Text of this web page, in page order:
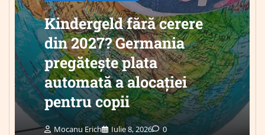
Kindergeld fără cerere
din 2027? Germania
pregătește plata
automată a alocației
pentru copii
Mocanu Erich Iulie 8, 2026 0